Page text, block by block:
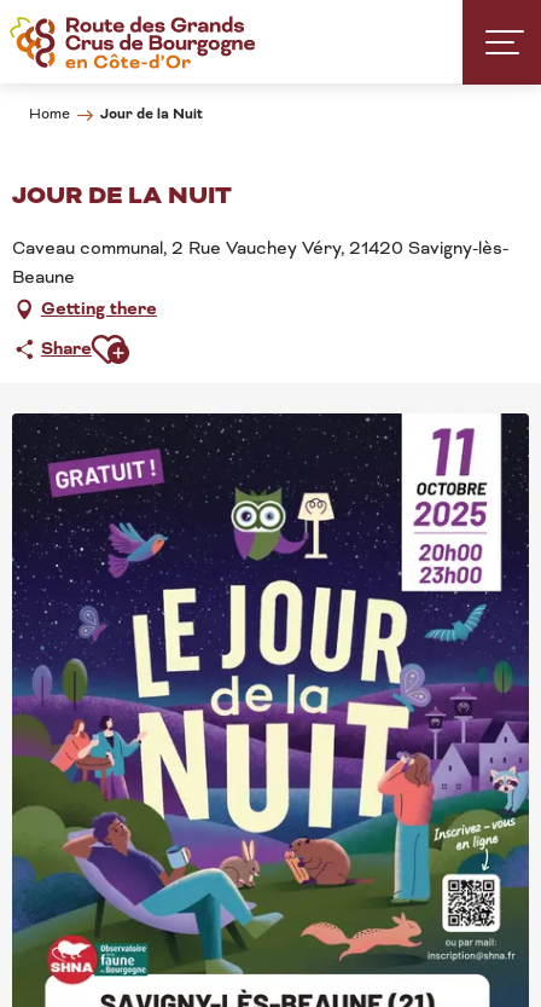
Aller
au
contenu
Home Jour de la Nuit
JOUR DE LA NUIT
Caveau communal, 2 Rue Vauchey Véry, 21420 Savigny-lès-
Beaune
Getting there
ShareAjouter aux favoris